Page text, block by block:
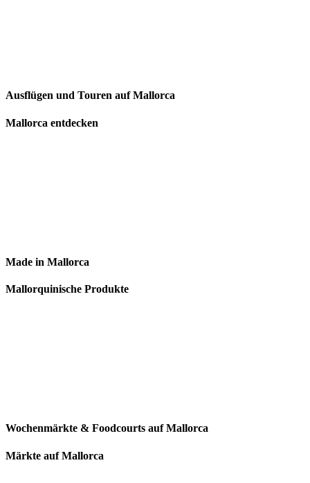
Ausflügen und Touren auf Mallorca
Mallorca entdecken
Made in Mallorca
Mallorquinische Produkte
Wochenmärkte & Foodcourts auf Mallorca
Märkte auf Mallorca